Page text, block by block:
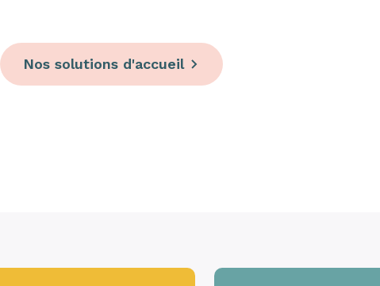
Nos solutions d'accueil